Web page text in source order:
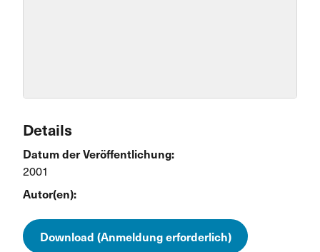
Details
Datum der Veröffentlichung:
2001
Autor(en):
Download (Anmeldung erforderlich)